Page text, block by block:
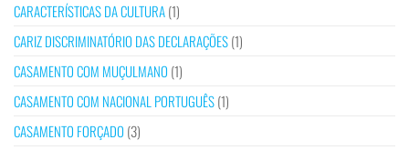
CARACTERÍSTICAS DA CULTURA(1)
CARIZ DISCRIMINATÓRIO DAS DECLARAÇÕES(1)
CASAMENTO COM MUÇULMANO (1)
CASAMENTO COM NACIONAL PORTUGUÊS(1)
CASAMENTO FORÇADO (3)